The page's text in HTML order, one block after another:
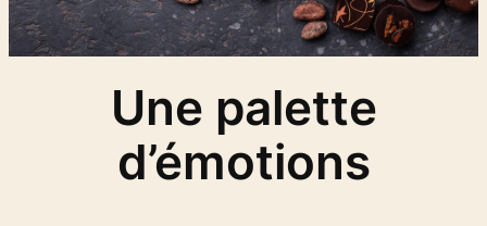
Une palette
d’émotions